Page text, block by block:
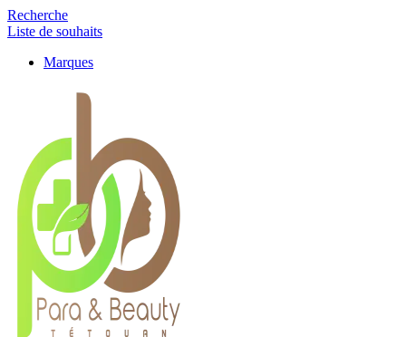
Recherche
Liste de souhaits
Marques